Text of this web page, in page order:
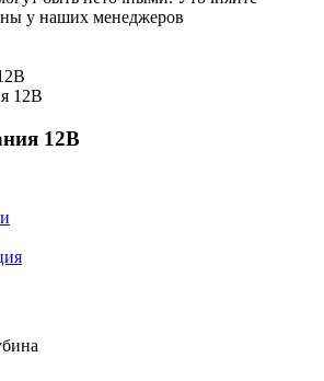
у наших менеджеров
12В